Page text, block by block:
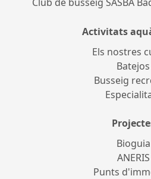
Activitats
Els nostres
Batejos
Busseig
Bioguia
ANERIS
Punts